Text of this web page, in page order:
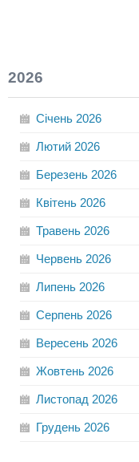
2026
Січень 2026
Лютий 2026
Березень 2026
Квітень 2026
Травень 2026
Червень 2026
Липень 2026
Серпень 2026
Вересень 2026
Жовтень 2026
Листопад 2026
Грудень 2026